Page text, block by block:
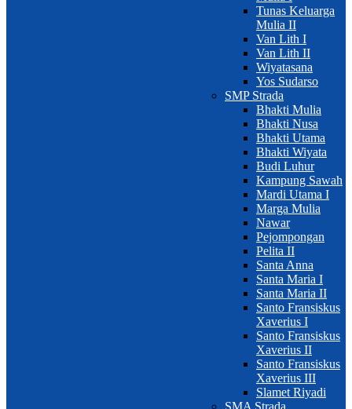
Tunas Keluarga
Mulia II
Van Lith I
Van Lith II
Wiyatasana
Yos Sudarso
SMP Strada
Bhakti Mulia
Bhakti Nusa
Bhakti Utama
Bhakti Wiyata
Budi Luhur
Kampung Sawah
Mardi Utama I
Marga Mulia
Nawar
Pejompongan
Pelita II
Santa Anna
Santa Maria I
Santa Maria II
Santo Fransiskus
Xaverius I
Santo Fransiskus
Xaverius II
Santo Fransiskus
Xaverius III
Slamet Riyadi
SMA Strada